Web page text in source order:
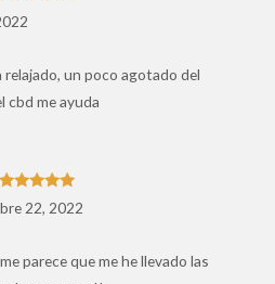
Valorado
con
relajado, un poco agotado del
cbd me ayuda
Valorado
con5de 5
22, 2022
parece que me he llevado las